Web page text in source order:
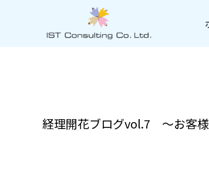
経理開花ブログvol.7 ～お客